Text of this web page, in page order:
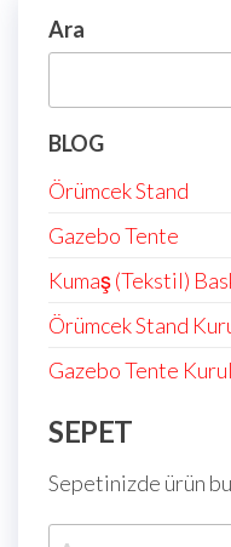
Ara
BLOG
Örümcek Stand
Gazebo Tente
Kumaş (Tekstil)
Örümcek Stand
Gazebo Tente
SEPET
Sepetinizde ürün